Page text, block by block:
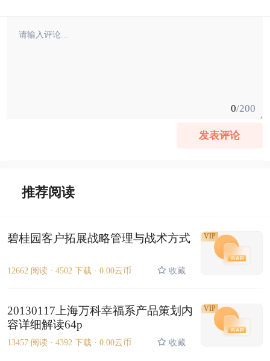
0/200
发表评论
推荐阅读
碧桂园客户拓展战略管理与战术方式
12662 阅读 · 4502 下载 · 0.00云币 收藏
VIP
20130117上海万科幸福系产品策划内
容详细解读64p
13457 阅读 · 4392 下载 · 0.00云币 收藏
VIP